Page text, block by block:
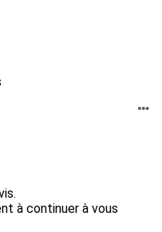
à continuer à vous